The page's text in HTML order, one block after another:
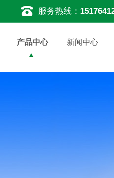
服务热线：
产品中心 新闻中心